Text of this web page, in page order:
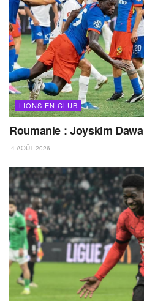
LIONS EN CLUB
Roumanie : Joyskim
4 AOÛT 2026